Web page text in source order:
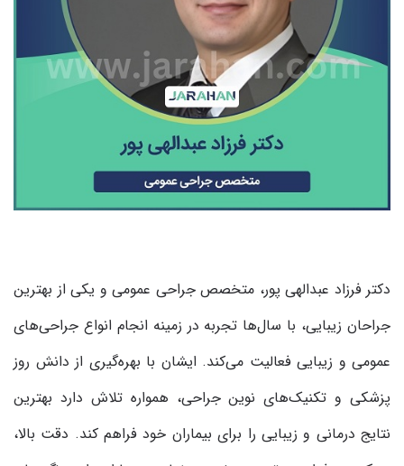
دکتر فرزاد عبدالهی پور، متخصص جراحی عمومی و یکی از بهترین
جراحان زیبایی، با سال‌ها تجربه در زمینه انجام انواع جراحی‌های
عمومی و زیبایی فعالیت می‌کند. ایشان با بهره‌گیری از دانش روز
پزشکی و تکنیک‌های نوین جراحی، همواره تلاش دارد بهترین
نتایج درمانی و زیبایی را برای بیماران خود فراهم کند. دقت بالا،